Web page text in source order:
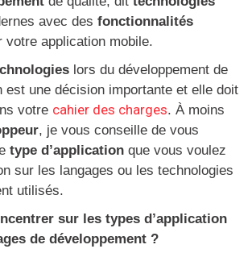
avec des fonctionnalités
votre application mobile.
lors du développement de
est une décision importante et elle doit
votre cahier des charges. À moins
, je vous conseille de vous
type d’application que vous voulez
sur les langages ou les technologies
utilisés.
sur les types d’application
de développement ?